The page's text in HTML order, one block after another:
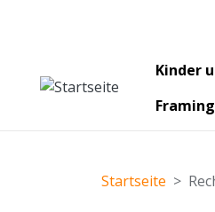
Kinder
Startseite